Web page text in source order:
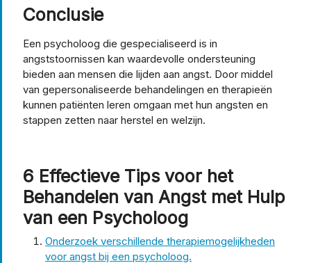
Conclusie
Een psycholoog die gespecialiseerd is in
angststoornissen kan waardevolle ondersteuning
bieden aan mensen die lijden aan angst. Door middel
van gepersonaliseerde behandelingen en therapieën
kunnen patiënten leren omgaan met hun angsten en
stappen zetten naar herstel en welzijn.
6 Effectieve Tips voor het
Behandelen van Angst met Hulp
van een Psycholoog
Onderzoek verschillende therapiemogelijkheden
voor angst bij een psycholoog.